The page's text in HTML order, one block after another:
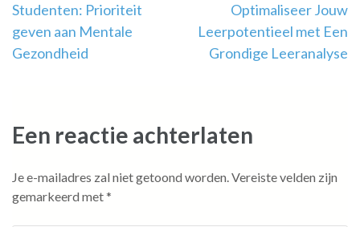
Berichtnavigatie
Studenten: Prioriteit
geven aan Mentale
Gezondheid
Optimaliseer Jouw
Leerpotentieel met Een
Grondige Leeranalyse
Een reactie achterlaten
Je e-mailadres zal niet getoond worden.Vereiste velden zijn
gemarkeerd met*